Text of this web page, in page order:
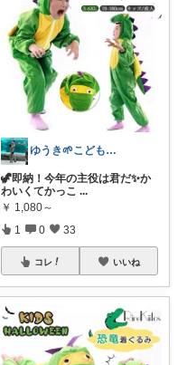
ゆうき🌱こども服ベビー
🦖即納！今年の主役は君だ✨か
わいくてかっこ ...
￥ 1,080～
1 0 33
コレ いいね